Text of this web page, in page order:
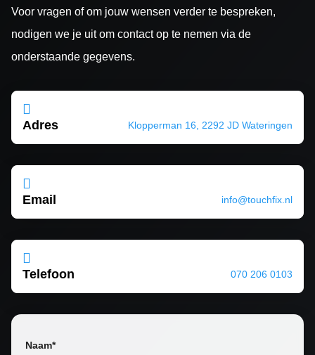
Naam*
Voor vragen of om jouw wensen verder te bespreken,
nodigen we je uit om contact op te nemen via de
onderstaande gegevens.

Adres Klopperman 16, 2292 JD Wateringen

Email info@touchfix.nl

Telefoon 070 206 0103